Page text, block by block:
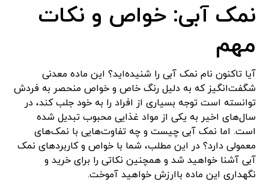
نمک آبی: خواص و نکات
مهم
آیا تاکنون نام نمک آبی را شنیده‌اید؟ این ماده معدنی
شگفت‌انگیز که به دلیل رنگ خاص و خواص منحصر به فردش
توانسته است توجه بسیاری از افراد را به خود جلب کند، در
سال‌های اخیر به یکی از مواد غذایی محبوب تبدیل شده
است. اما نمک آبی چیست و چه تفاوت‌هایی با نمک‌های
معمولی دارد؟ در این مطلب، شما با خواص و کاربردهای نمک
آبی آشنا خواهید شد و همچنین نکاتی را برای خرید و
نگهداری این ماده باارزش خواهید آموخت.